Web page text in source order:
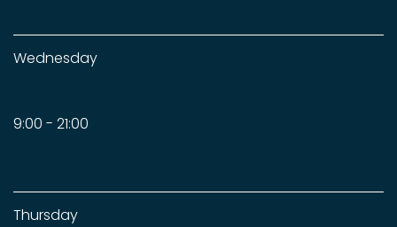
Wednesday
9:00 - 21:00
Thursday